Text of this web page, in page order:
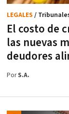
El costo de
las nuevas
deudores
LEGALES /
PorS.A.